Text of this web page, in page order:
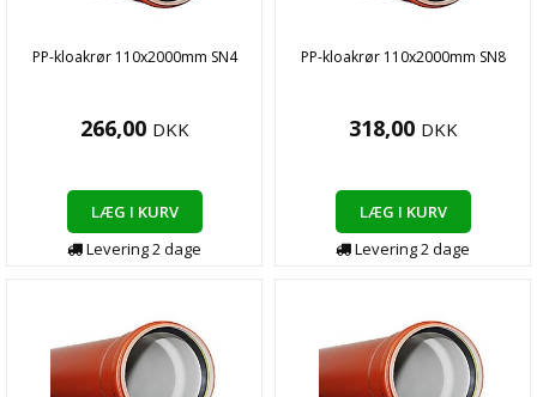
PP-kloakrør 110x2000mm SN4
266,00 DKK
LÆG I KURV
Levering2dage
PP-kloakrør 110x2000mm SN8
318,00 DKK
LÆG I KURV
Levering2dage